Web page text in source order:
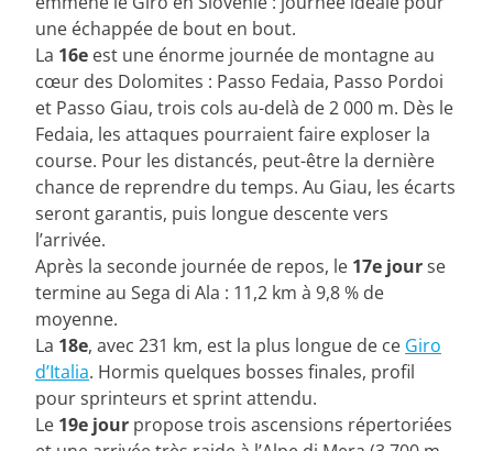
une échappée de bout en bout.
La 16e est une énorme journée de montagne au
cœur des Dolomites : Passo Fedaia, Passo Pordoi
et Passo Giau, trois cols au-delà de 2 000 m. Dès le
Fedaia, les attaques pourraient faire exploser la
course. Pour les distancés, peut-être la dernière
chance de reprendre du temps. Au Giau, les écarts
seront garantis, puis longue descente vers
l’arrivée.
Après la seconde journée de repos, le 17e jourse
termine au Sega di Ala : 11,2 km à 9,8 % de
moyenne.
La 18e, avec 231 km, est la plus longue de ce Giro
d’Italia. Hormis quelques bosses finales, profil
pour sprinteurs et sprint attendu.
Le 19e jour propose trois ascensions répertoriées